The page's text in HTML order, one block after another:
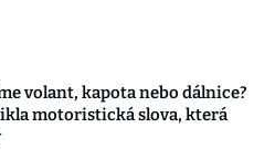
volant, kapota nebo dálnice?
motoristická slova, která